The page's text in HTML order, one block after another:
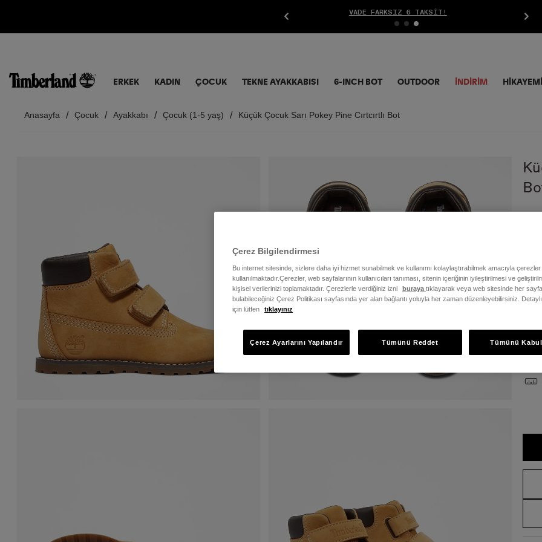
ÜCRETSIZ İADE
ERKEK KADIN ÇOCUK TEKNE AYAKKABISI 6-INCH BOT OUTDOOR İNDIRIM
Anasayfa Çocuk Ayakkabı Çocuk (1-5 yaş) Küçük Çocuk Sarı Pokey Pine Cırtcırtlı Bot
Çerez Bilgilendirmesi
Bu internet sitesinde, sizlere daha iyi hizmet sunabilmek ve kullanımı kolaylaştırabilmek amacıyla çerezler
kullanılmaktadır.Çerezler, web sayfalarının kullanıcıları tanıması, sitenin içeriğinin iyileştirilmesi ve
kişisel verilerinizi toplamaktadır. Çerezlerle verdiğiniz izni
buraya tıklayarak veya web sitesinde her
bulabileceğiniz Çerez Politikası sayfasında yer alan bağlantı yoluyla her zaman düzenleyebilirsiniz.
için lütfen
tıklayınız
Tümünü Reddet Tümünü
Çerez Ayarlarını Yapılandır